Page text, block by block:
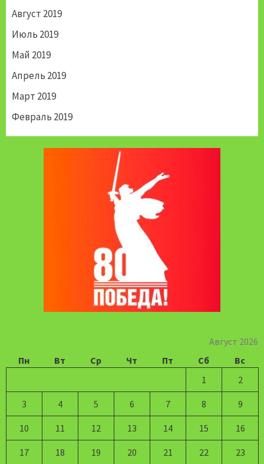
Август 2019
Июль 2019
Май 2019
Апрель 2019
Март 2019
Февраль 2019
Август 2026
Пн
Вт Ср Чт Пт Сб
Вс
1
2
3 4 5 6 7 8 9
10 11 12 13 14 15 16
17 18 19 20 21 22 23